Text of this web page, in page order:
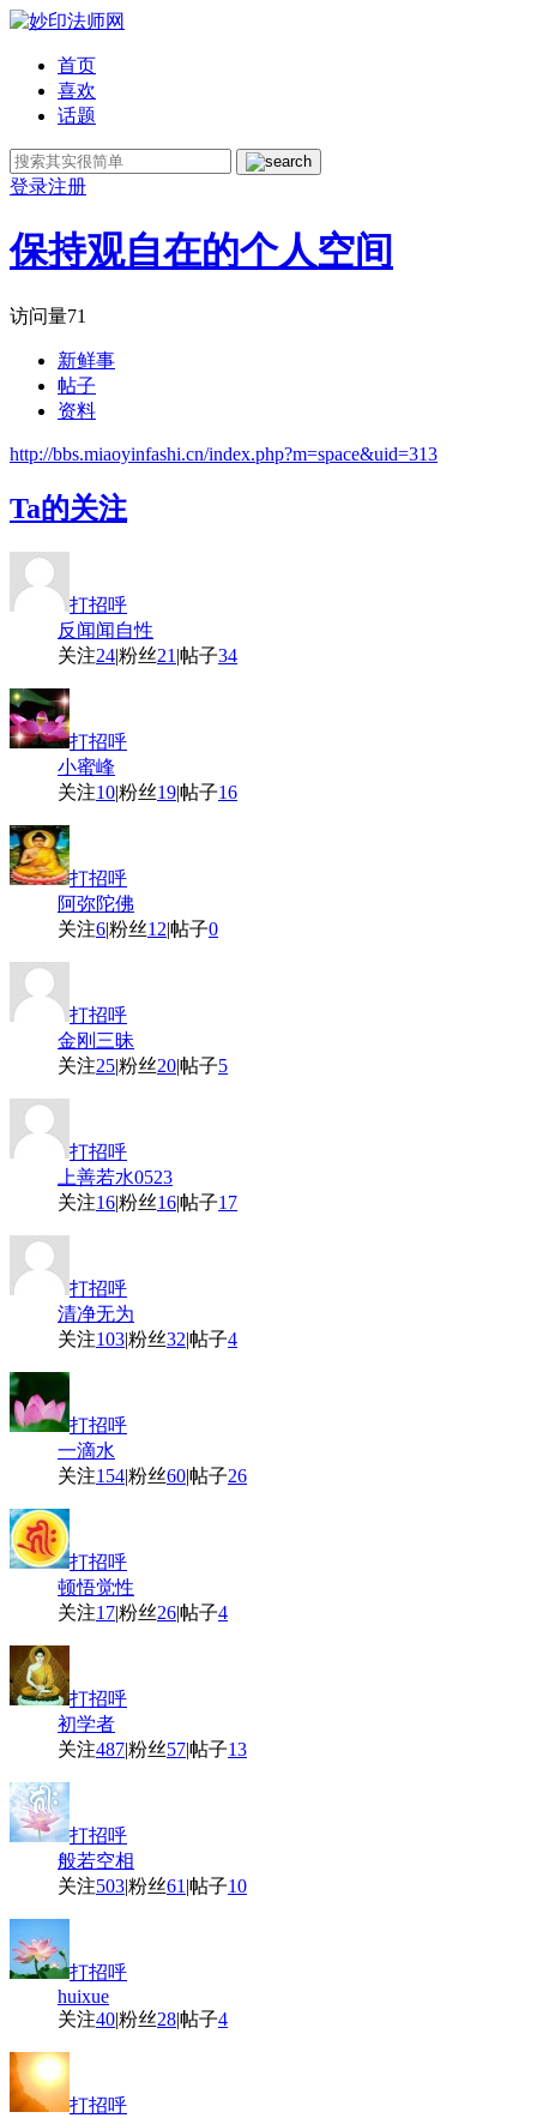
首页
喜欢
话题
登录注册
保持观自在的个人空间
访问量71
新鲜事
帖子
资料
http://bbs.miaoyinfashi.cn/index.php?m=space&uid=313
Ta的关注
打招呼
反闻闻自性
关注24|粉丝21 |帖子34
打招呼
小蜜峰
关注10|粉丝19|帖子16
打招呼
阿弥陀佛
关注6|粉丝12|帖子0
打招呼
金刚三昧
关注25|粉丝20|帖子5
打招呼
上善若水0523
关注16|粉丝16|帖子17
打招呼
清净无为
关注103|粉丝32|帖子4
打招呼
一滴水
关注154|粉丝60|帖子26
打招呼
顿悟觉性
关注17|粉丝26|帖子4
打招呼
初学者
关注487|粉丝57|帖子13
打招呼
般若空相
关注503|粉丝61 |帖子10
打招呼
huixue
关注40|粉丝28|帖子4
打招呼